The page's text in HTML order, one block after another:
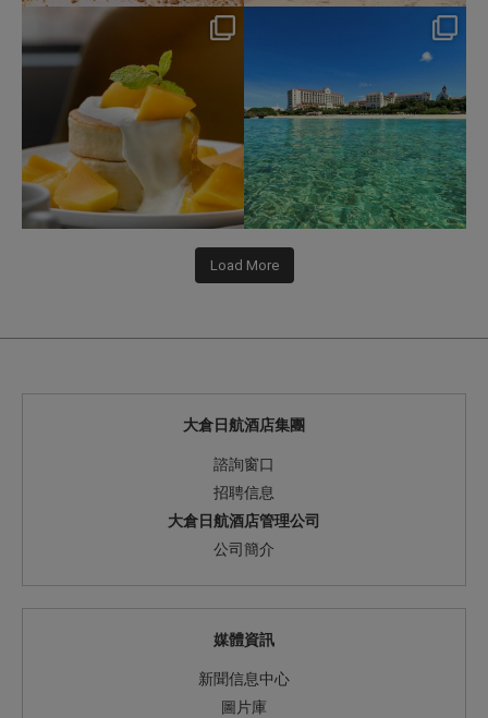
nikko_hotels
166 1
Load More
大倉日航酒店集團
諮詢窗口
招聘信息
大倉日航酒店管理公司
公司簡介
媒體資訊
新聞信息中心
圖片庫